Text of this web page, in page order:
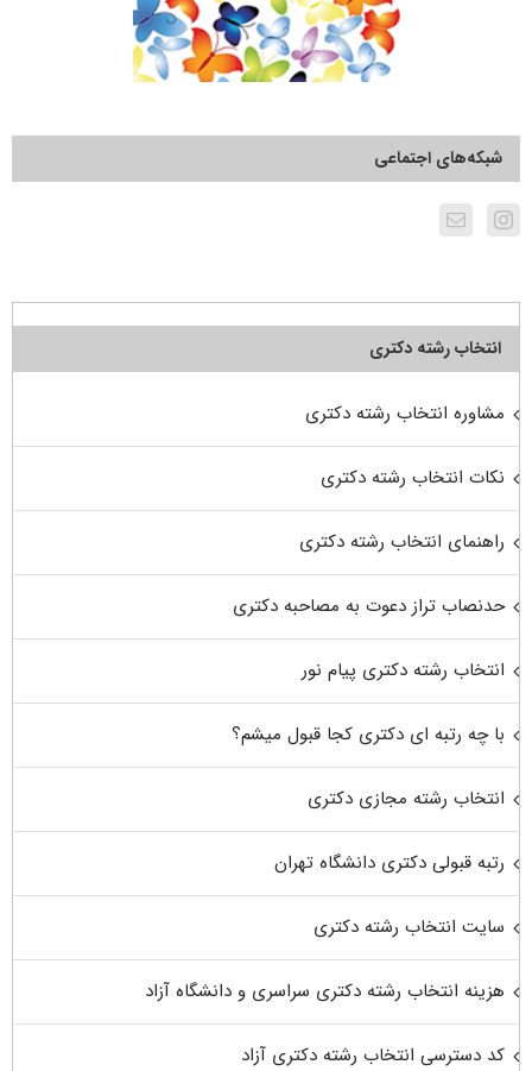
شبکه‌های اجتماعی
انتخاب رشته دکتری
مشاوره انتخاب رشته دکتری
نکات انتخاب رشته دکتری
راهنمای انتخاب رشته دکتری
حدنصاب تراز دعوت به مصاحبه دکتری
انتخاب رشته دکتری پیام نور
با چه رتبه ای دکتری کجا قبول میشم؟
انتخاب رشته مجازی دکتری
رتبه قبولی دکتری دانشگاه تهران
سایت انتخاب رشته دکتری
هزینه انتخاب رشته دکتری سراسری و دانشگاه آزاد
کد دسترسی انتخاب رشته دکتری آزاد